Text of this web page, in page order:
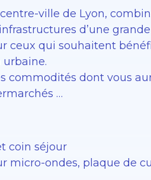
ville de Lyon,
d’une
ceux qui souhaitent
commodités dont vous
…
coin séjour
micro-ondes, plaque de